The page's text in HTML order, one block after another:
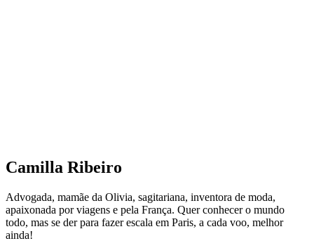
Camilla Ribeiro
Advogada, mamãe da Olivia, sagitariana, inventora de moda,
apaixonada por viagens e pela França. Quer conhecer o mundo
todo, mas se der para fazer escala em Paris, a cada voo, melhor
ainda!